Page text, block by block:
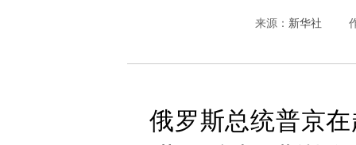
来源： 新华社
俄罗斯总统普京